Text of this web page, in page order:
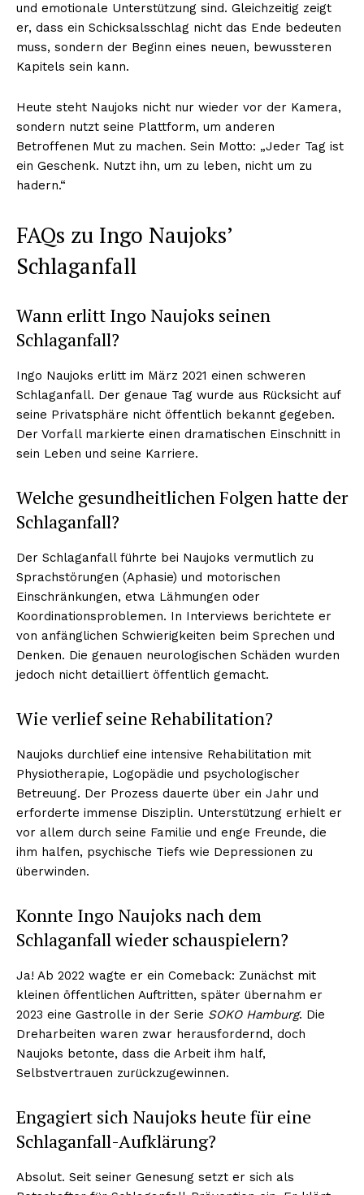
und emotionale Unterstützung sind. Gleichzeitig zeigt
er, dass ein Schicksalsschlag nicht das Ende bedeuten
muss, sondern der Beginn eines neuen, bewussteren
Kapitels sein kann.
Heute steht Naujoks nicht nur wieder vor der Kamera,
sondern nutzt seine Plattform, um anderen
Betroffenen Mut zu machen. Sein Motto: „Jeder Tag ist
ein Geschenk. Nutzt ihn, um zu leben, nicht um zu
hadern.“
FAQs zu Ingo Naujoks’
Schlaganfall
Wann erlitt Ingo Naujoks seinen
Schlaganfall?
Ingo Naujoks erlitt im März 2021 einen schweren
Schlaganfall. Der genaue Tag wurde aus Rücksicht auf
seine Privatsphäre nicht öffentlich bekannt gegeben.
Der Vorfall markierte einen dramatischen Einschnitt in
sein Leben und seine Karriere.
Welche gesundheitlichen Folgen hatte der
Schlaganfall?
Der Schlaganfall führte bei Naujoks vermutlich zu
Sprachstörungen (Aphasie) und motorischen
Einschränkungen, etwa Lähmungen oder
Koordinationsproblemen. In Interviews berichtete er
von anfänglichen Schwierigkeiten beim Sprechen und
Denken. Die genauen neurologischen Schäden wurden
jedoch nicht detailliert öffentlich gemacht.
Wie verlief seine Rehabilitation?
Naujoks durchlief eine intensive Rehabilitation mit
Physiotherapie, Logopädie und psychologischer
Betreuung. Der Prozess dauerte über ein Jahr und
erforderte immense Disziplin. Unterstützung erhielt er
vor allem durch seine Familie und enge Freunde, die
ihm halfen, psychische Tiefs wie Depressionen zu
überwinden.
Konnte Ingo Naujoks nach dem
Schlaganfall wieder schauspielern?
Ja! Ab 2022 wagte er ein Comeback: Zunächst mit
kleinen öffentlichen Auftritten, später übernahm er
2023 eine Gastrolle in der Serie SOKO Hamburg. Die
Dreharbeiten waren zwar herausfordernd, doch
Naujoks betonte, dass die Arbeit ihm half,
Selbstvertrauen zurückzugewinnen.
Engagiert sich Naujoks heute für eine
Schlaganfall-Aufklärung?
Absolut. Seit seiner Genesung setzt er sich als